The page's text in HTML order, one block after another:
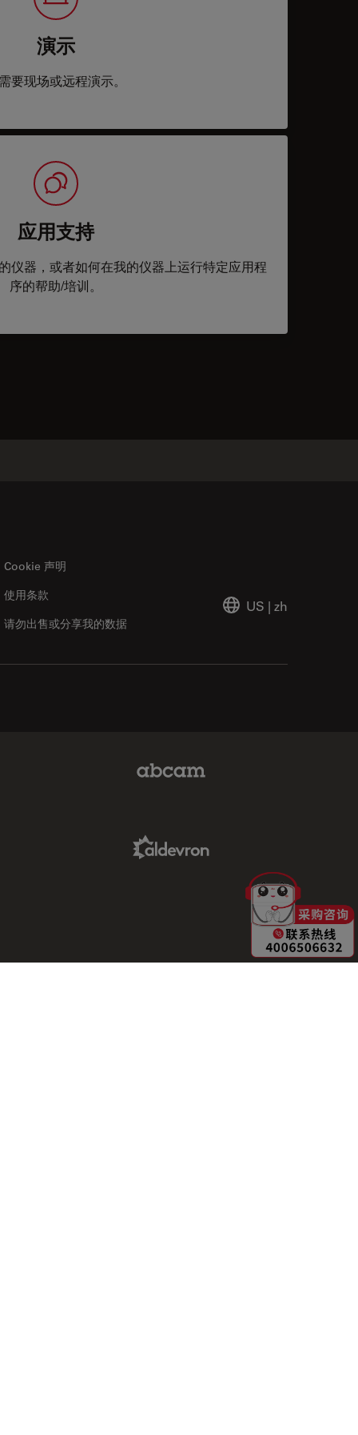
演示
要现场或远程演示。
应用支持
仪器，或者如何在我的仪器上运行特定应用程
序的帮助/培训。
Cookie 声明
请勿出售或分享我的数据
使用条款
US | zh